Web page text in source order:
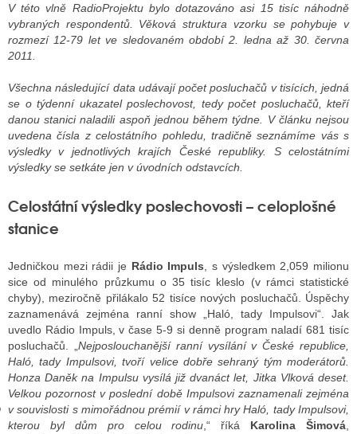
STRÁNKY RÁDIÍ
STRÁNKY TV
TISK
STÁT BLOGEREM
BLOGERA
DISKUTÉRA NA RADIOTV
STARŠÍCH DISKUZÍ
V této vlně RadioProjektu bylo dotazováno asi 15 tisíc náhodně
vybraných respondentů. Věková struktura vzorku se pohybuje v
rozmezí 12-79 let ve sledovaném období 2. ledna až 30. června
2011.
Všechna následující data udávají počet posluchačů v tisících, jedná
se o týdenní ukazatel poslechovost, tedy počet posluchačů, kteří
danou stanici naladili aspoň jednou během týdne. V článku nejsou
uvedena čísla z celostátního pohledu, tradičně seznámíme vás s
výsledky v jednotlivých krajích České republiky. S celostátními
výsledky se setkáte jen v úvodních odstavcích.
Celostátní výsledky poslechovosti – celoplošné
stanice
Jedničkou mezi rádii je Rádio Impuls , s výsledkem 2,059 milionu
sice od minulého průzkumu o 35 tisíc kleslo (v rámci statistické
chyby), meziročně přilákalo 52 tisíce nových posluchačů. Úspěchy
zaznamenává zejména ranní show „Haló, tady Impulsovi“. Jak
uvedlo Rádio Impuls, v čase 5-9 si denně program naladí 681 tisíc
posluchačů. „ Nejposlouchanější ranní vysílání v České republice,
Haló, tady Impulsovi, tvoří velice dobře sehraný tým moderátorů.
Honza Daněk na Impulsu vysílá již dvanáct let, Jitka Vlková deset.
Velkou pozornost v poslední době Impulsovi zaznamenali zejména
v souvislosti s mimořádnou prémií v rámci hry Haló, tady Impulsovi,
kterou byl dům pro celou rodinu ,“ říká Karolina Šimová